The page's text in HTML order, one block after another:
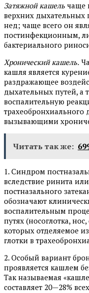
Затяжной кашель чаще
верхних дыхательных
нед; чаще всего он
постинфекционным,
бактериального
Хронический кашель.
кашля является
раздражающее
дыхательных путей, а
воспалительную
вызывающими
Читать так же:
1. Синдром
вследствие ринита
постназального
обозначают
воспалительным
путях (носоглотка,
которых отделяемое
глотки в
2. Особый вариант
проявляется кашлем
Так называемая
составляет 20—28%